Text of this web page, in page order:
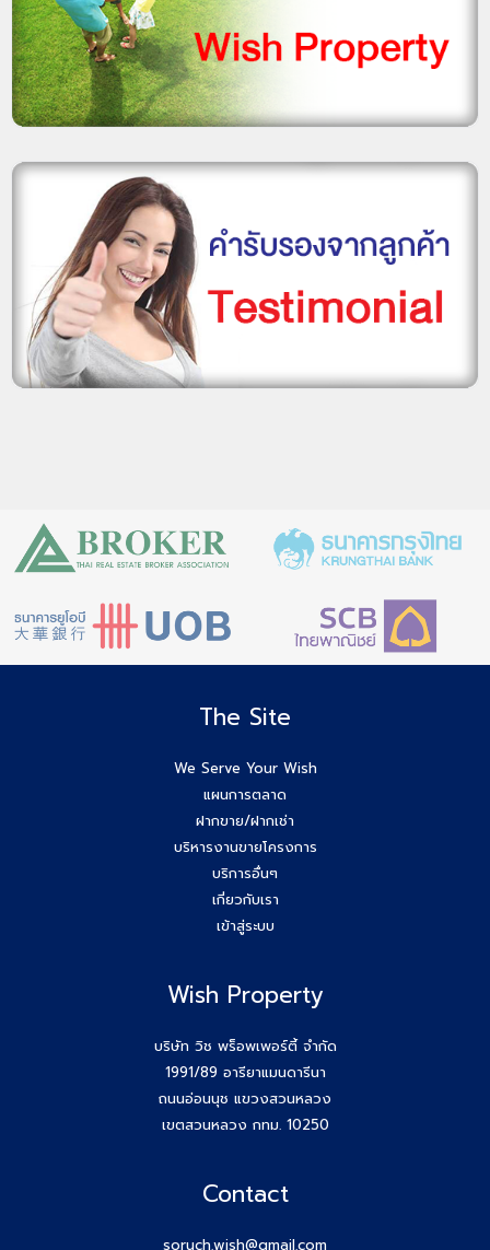
The Site
We Serve Your Wish
แผนการตลาด
ฝากขาย/ฝากเช่า
บริหารงานขายโครงการ
บริการอื่นๆ
เกี่ยวกับเรา
เข้าสู่ระบบ
Wish Property
บริษัท วิช พร็อพเพอร์ตี้ จำกัด
1991/89 อารียาแมนดารีนา
ถนนอ่อนนุช แขวงสวนหลวง
เขตสวนหลวง กทม. 10250
Contact
soruch.wish@gmail.com